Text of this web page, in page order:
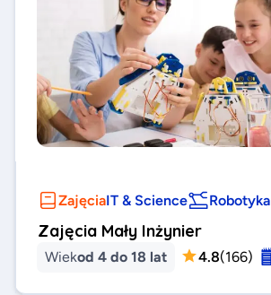
ZajęciaIT & Science Robotyka
Zajęcia Mały Inżynier
Wiekod 4 do 18 lat 4.8(166)